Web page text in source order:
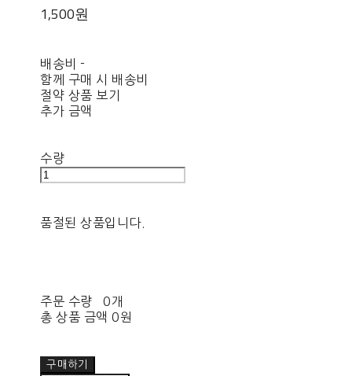
1,500원
배송비 -
함께 구매 시 배송비
절약 상품 보기
추가 금액
수량
품절된 상품입니다.
주문 수량
0개
총 상품 금액 0원
구매하기